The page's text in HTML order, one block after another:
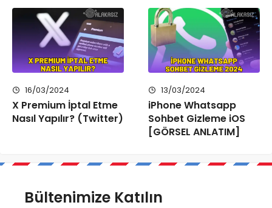
16/03/2024
X Premium İptal Etme
Nasıl Yapılır? (Twitter)
13/03/2024
iPhone Whatsapp
Sohbet Gizleme iOS
[GÖRSEL ANLATIM]
Bültenimize Katılın